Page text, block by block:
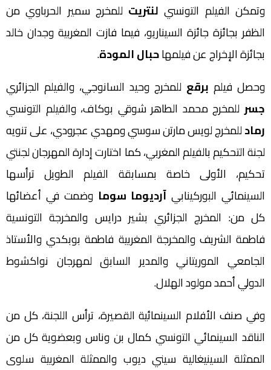
وتمكن الفيلم التونسي لنتريت للمخرج سمير الحرباوي من
الظفر بجائزة جائزة السيناريو، فيما فازت المغربية وجدان خالد
بجائزة الإخراج عن فيلمهاحبال المودة.
وحصل فيلم برقع للمخرج وحيد السانوجي، والفيلم الجزائري
جسرللمخرج محمد الطاهر شوقي بوكاف، والفيلم التونسي
رمادللمخرج لويس مارتن سوسي ومهدي عجرودي، على تنويه
لجنة التحكيم بالفيلم المغربي، كما اختارت إدارة المهرجان لجنتي
تحكيم، الأولى خاصة بمسابقة الفيلم الطويل ترأسها
السينمائي البوركينابي آرديوما سوما وضمت في أعضائها
كل من: المخرج الجزائري بشير درايس والمخرجة التونسية
فاطمة الشريف والمخرجة المغربية فاطمة بوبكدي والأستاذ
الجامعي الموريتاني والمدير السابق لمهرجان نواكشوط
الدولي أحمد مولود الهلال.
وفي صنف الأفلام السينمائية القصيرة، ترأس اللجنة، كل من
الناقد السينمائي التونسي كمال بن وناس وبعضوية كل من
الممثلة السينيغالية سيني ديوب والممثلة المغربية سلوى